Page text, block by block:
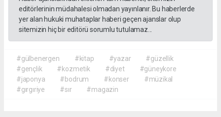
editörlerinin müdahalesi olmadan yayınlanır. Bu haberlerde
yer alan hukuki muhataplar haberi geçen ajanslar olup
sitemizin hiç bir editörü sorumlu tutulamaz...
#gülbenergen #kitap #yazar
#güzellik
#gençlik
#kozmetik #diyet
#güneykore
#japonya
#bodrum #konser
#müzikal
#gırgıriye
#sır #magazin